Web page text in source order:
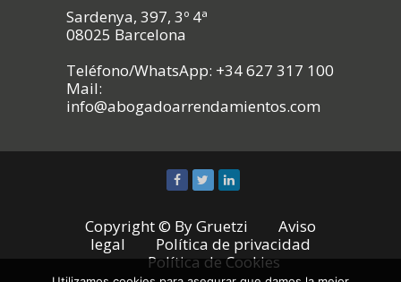
Sardenya, 397, 3º 4ª
08025 Barcelona
Teléfono/WhatsApp: +34 627 317 100
Mail:
info@abogadoarrendamientos.com
Copyright © ByGruetzi
Aviso
legal
Política de privacidad
Política de Cookies